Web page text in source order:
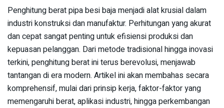
Penghitung berat pipa besi baja menjadi alat krusial dalam
industri konstruksi dan manufaktur. Perhitungan yang akurat
dan cepat sangat penting untuk efisiensi produksi dan
kepuasan pelanggan. Dari metode tradisional hingga inovasi
terkini, penghitung berat ini terus berevolusi, menjawab
tantangan di era modern. Artikel ini akan membahas secara
komprehensif, mulai dari prinsip kerja, faktor-faktor yang
memengaruhi berat, aplikasi industri, hingga perkembangan